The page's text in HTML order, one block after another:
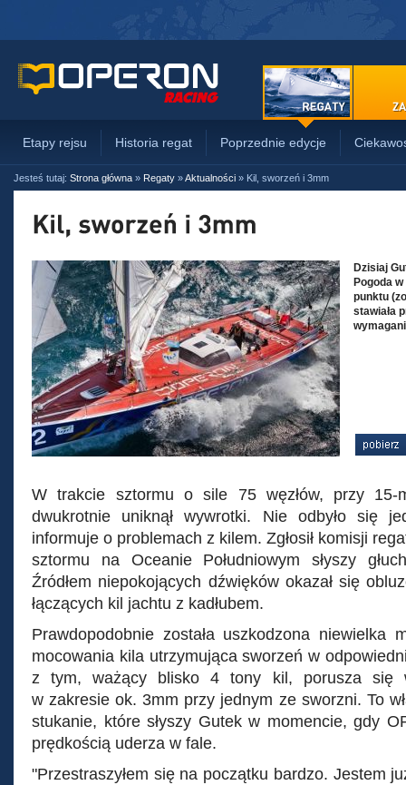
Etapy rejsu Historia regat Poprzednie edycje
Jesteś tutaj: Strona główna » Regaty »Aktualności » Kil, sworzeń i 3mm
Dzisiaj
Pogoda
punktu
stawiała
W trakcie sztormu o sile 75 węzłów, przy 15-
dwukrotnie uniknął wywrotki. Nie odbyło się
informuje o problemach z kilem. Zgłosił komisji
sztormu na Oceanie Południowym słyszy
Źródłem niepokojących dźwięków okazał się
łączących kil jachtu z kadłubem.
Prawdopodobnie została uszkodzona niewielka
mocowania kila utrzymująca sworzeń w
z tym, ważący blisko 4 tony kil, porusza się
w zakresie ok. 3mm przy jednym ze sworzni. To
stukanie, które słyszy Gutek w momencie, gdy
prędkością uderza w fale.
"Przestraszyłem się na początku bardzo. Jestem